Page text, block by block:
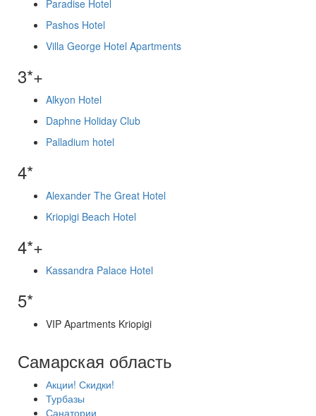
Paradise Hotel
Pashos Hotel
Villa George Hotel Apartments
3*+
Alkyon Hotel
Daphne Holiday Club
Palladium hotel
4*
Alexander The Great Hotel
Kriopigi Beach Hotel
4*+
Kassandra Palace Hotel
5*
VIP Apartments Kriopigi
Самарская область
Акции! Скидки!
Турбазы
Санатории